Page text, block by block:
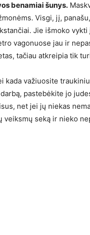
benamiai šunys.
Visgi, jį,
Jie išmoko
vagonuose jau ir
tačiau atkreipia tik
kada važiuosite
pastebėkite jo
net jei jų niekas
veiksmų seką ir nieko